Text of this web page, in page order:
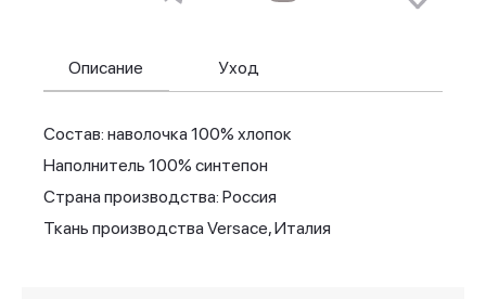
Описание
Состав: наволочка 100% хлопок
Наполнитель 100% синтепон
Страна производства: Россия
Ткань производства Versace, Италия
Уход